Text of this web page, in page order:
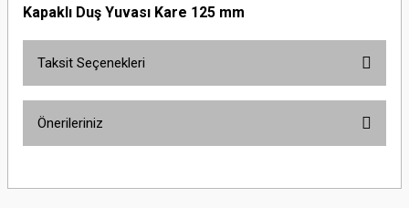
Kapaklı Duş Yuvası Kare 125 mm
Taksit Seçenekleri
Önerileriniz
yetersiz gördüğünüz noktaları öneri formunu kullanarak tarafımıza